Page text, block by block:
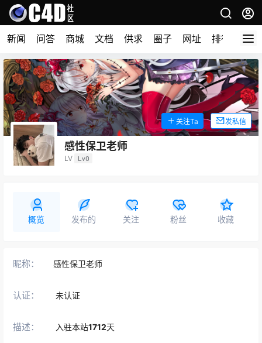
新闻 问答 商城 文档 供求 圈子 网址 排行榜
感性保卫老师
LV Lv0
关注Ta 发私信
概览 发布的 关注 粉丝 收藏
昵称： 感性保卫老师
认证： 未认证
描述： 入驻本站1712天